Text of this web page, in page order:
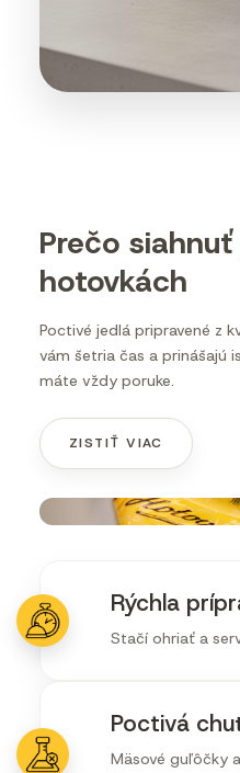
Prečo
hotovkách
Poctivé jedlá pripravené z
vám šetria čas a prinášajú
máte vždy poruke.
ZISTIŤ VIAC
Rýchla
Stačí ohriať a
Poctivá
Mäsové guľôčky